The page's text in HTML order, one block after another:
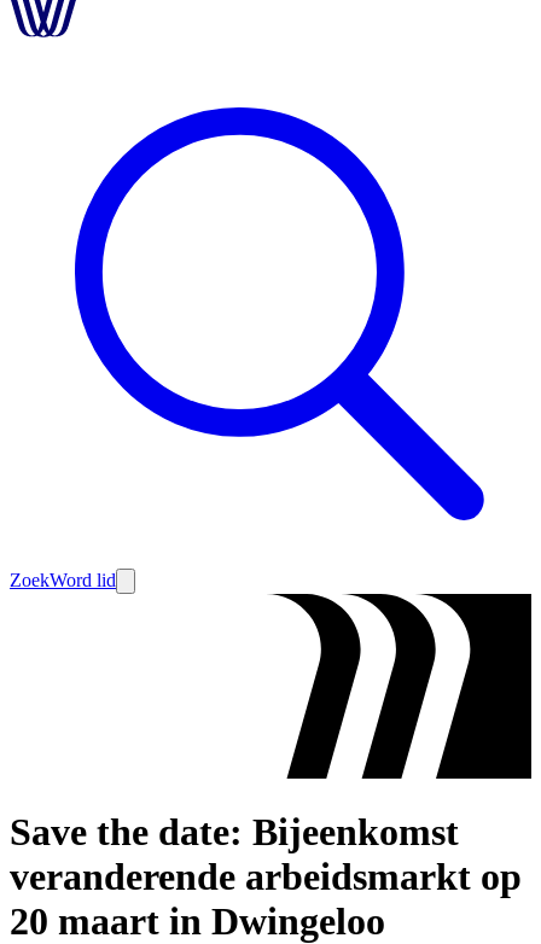
ZoekWord lid
Save the date: Bijeenkomst
veranderende arbeidsmarkt op
20 maart in Dwingeloo